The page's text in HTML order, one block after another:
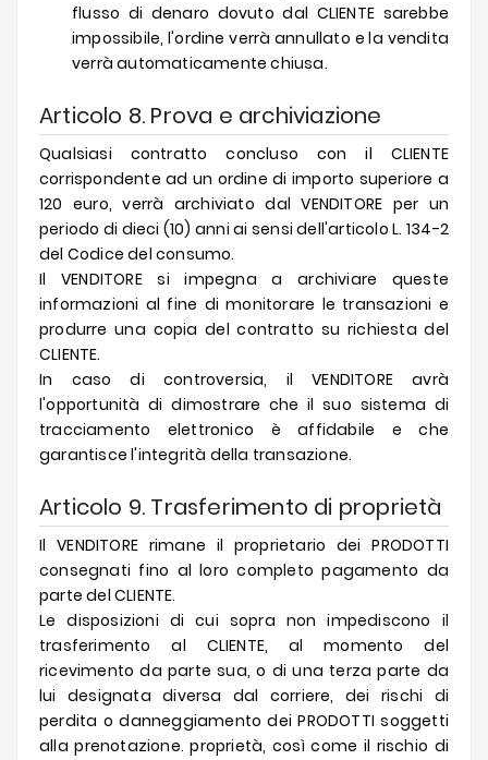
flusso di denaro dovuto dal CLIENTE sarebbe
impossibile, l'ordine verrà annullato e la vendita
verrà automaticamente chiusa.
Articolo 8. Prova e archiviazione
Qualsiasi contratto concluso con il CLIENTE
corrispondente ad un ordine di importo superiore a
120 euro, verrà archiviato dal VENDITORE per un
periodo di dieci (10) anni ai sensi dell'articolo L. 134-2
del Codice del consumo.
Il VENDITORE si impegna a archiviare queste
informazioni al fine di monitorare le transazioni e
produrre una copia del contratto su richiesta del
CLIENTE.
In caso di controversia, il VENDITORE avrà
l'opportunità di dimostrare che il suo sistema di
tracciamento elettronico è affidabile e che
garantisce l'integrità della transazione.
Articolo 9. Trasferimento di proprietà
Il VENDITORE rimane il proprietario dei PRODOTTI
consegnati fino al loro completo pagamento da
parte del CLIENTE.
Le disposizioni di cui sopra non impediscono il
trasferimento al CLIENTE, al momento del
ricevimento da parte sua, o di una terza parte da
lui designata diversa dal corriere, dei rischi di
perdita o danneggiamento dei PRODOTTI soggetti
alla prenotazione. proprietà, così come il rischio di